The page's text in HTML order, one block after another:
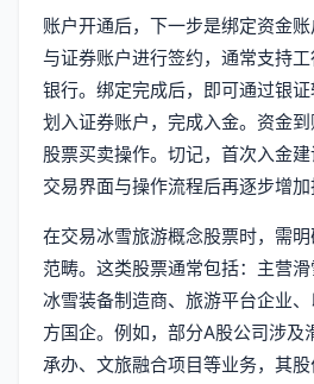
账户开通后，下一步是绑定资金
与证券账户进行签约，通常支持
银行。绑定完成后，即可通过银
划入证券账户，完成入金。资金
股票买卖操作。切记，首次入金
交易界面与操作流程后再逐步增加
在交易冰雪旅游概念股票时，需
范畴。这类股票通常包括：主营滑
冰雪装备制造商、旅游平台企业
方国企。例如，部分A股公司涉及
承办、文旅融合项目等业务，其